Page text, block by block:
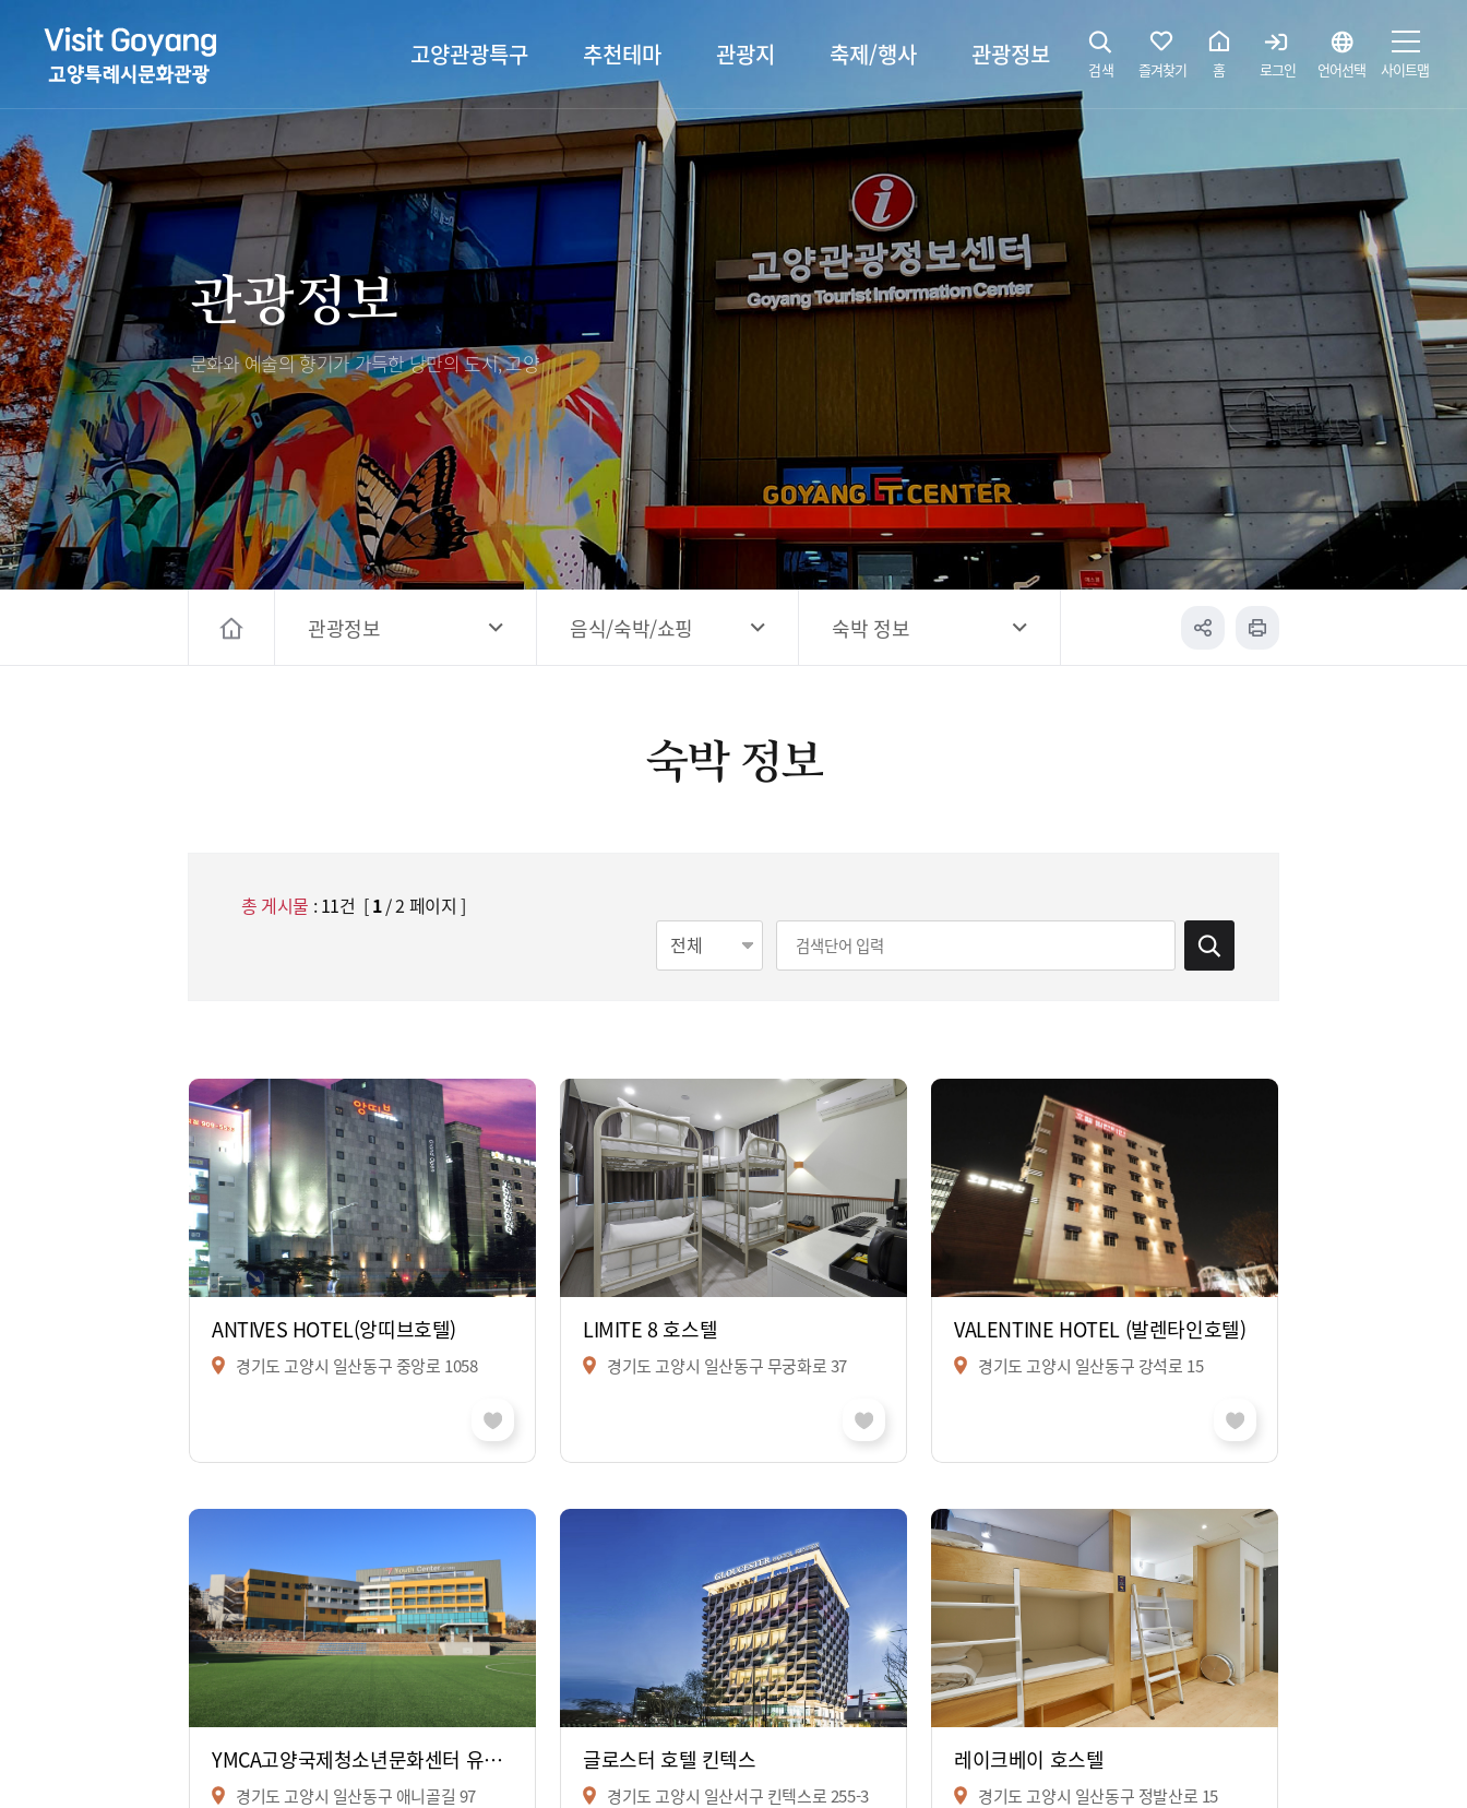
고양관광특구 추천테마
관광특화거리
TV속 고양 나들이
야경 나들이
자전거 나들이
도보관광 나들이
DMZ평화의길
행주산성
서오릉/서삼릉
전시관/박물관
장항습지
누리길
벚꽃명소
고양시 예술창작공간 해움
고양시 예술창작공간 새들
관광지 축제/행사
대표축제
축제/행사
행사소개
프로그램 안내
사전신청
자주 묻는 질문
관광정보
고양관광정보센터 소개
층별안내
편의시설
오시는길
대표먹거리
전통시장
템플스테이
숙박 정보
쇼핑 정보
문화관광해설사 예약하기
해설사 공간
고양시관광협의회
고양컨벤션뷰로
경기관광
대한민국 구석구석
공지사항
홍보영상
전자관광지도 다도라
관광안내홍보물
검색 즐겨찾기 홈 로그인 언어선택 사이트맵
관광정보
문화와 예술의 향기가 가득한낭만의 도시, 고양
관광정보 음식/숙박/쇼핑 숙박 정보
숙박 정보
총 게시물 :11 건 [1/ 2 페이지 ]
ANTIVES HOTEL(앙띠브호텔)
경기도 고양시 일산동구 중앙로 1058
LIMITE 8 호스텔
경기도 고양시 일산동구 무궁화로 37
VALENTINE HOTEL (발렌타인호텔)
경기도 고양시 일산동구 강석로 15
YMCA고양국제청소년문화센터 유스센터
경기도 고양시 일산동구 애니골길 97
글로스터 호텔 킨텍스
경기도 고양시 일산서구 킨텍스로 255-3
레이크베이 호스텔
경기도 고양시 일산동구 정발산로 15